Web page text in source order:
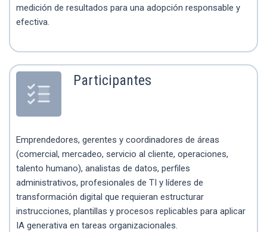
medición de resultados para una adopción responsable y
efectiva.
Participantes
Emprendedores, gerentes y coordinadores de áreas
(comercial, mercadeo, servicio al cliente, operaciones,
talento humano), analistas de datos, perfiles
administrativos, profesionales de TI y líderes de
transformación digital que requieran estructurar
instrucciones, plantillas y procesos replicables para aplicar
IA generativa en tareas organizacionales.